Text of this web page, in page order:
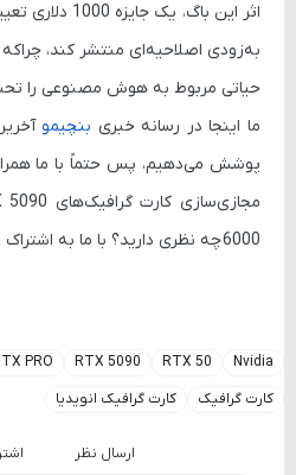
اثر این باگ، یک جایزه 1000 دلاری
به‌زودی اصلاحیه‌ای منتشر کند،
حیاتی مربوط به هوش مصنوعی را تحت
ما اینجا در رسانه خبری بنچیمو
پوشش می‌دهیم، پس حتماً با ما
مجازی‌سازی کارت گرافیک‌های 5090
6000چه نظری دارید؟ با ما به اشتراک
Nvidia
RTX 50
RTX 5090
PRO
کارت گرافیک
کارت گرافیک انویدیا
ارسال نظر